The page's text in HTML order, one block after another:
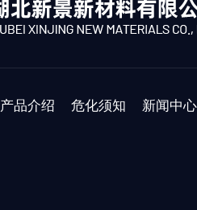
产品介绍 危化须知 新闻中心